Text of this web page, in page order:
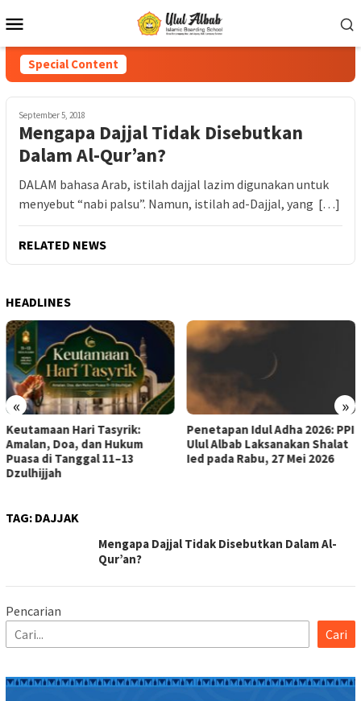
Special Content
September 5, 2018
Mengapa Dajjal Tidak Disebutkan
Dalam Al-Qur’an?
DALAM bahasa Arab, istilah dajjal lazim digunakan untuk
menyebut “nabi palsu”. Namun, istilah ad-Dajjal, yang […]
RELATED NEWS
HEADLINES
« »
Hari Tasyrik:
Doa, dan Hukum
Tanggal 11–13
Penetapan Idul Adha 2026: PPI
Ulul Albab Laksanakan Shalat
Ied pada Rabu, 27 Mei 2026
TAG: DAJJAK
Mengapa Dajjal Tidak Disebutkan Dalam Al-
Qur’an?
Pencarian
Cari